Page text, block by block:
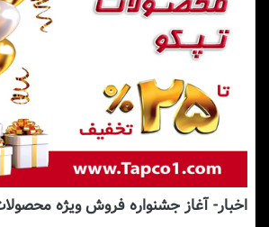
اخبار- آغاز جشنواره فروش ویژه